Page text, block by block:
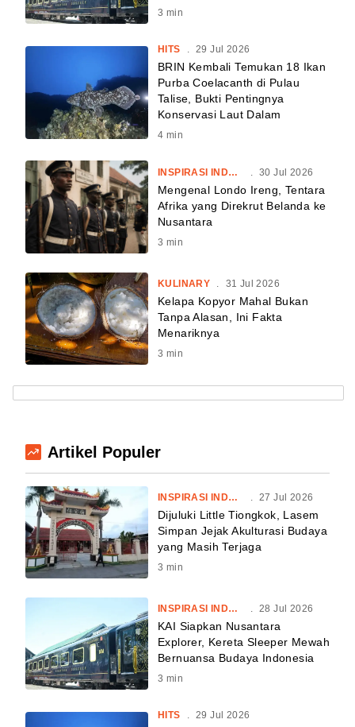
3 min
HITS . 29 Jul 2026
BRIN Kembali Temukan 18 Ikan
Purba Coelacanth di Pulau
Talise, Bukti Pentingnya
Konservasi Laut Dalam
4 min
INSPIRASI INDONESIA 30 Jul 2026
Mengenal Londo Ireng, Tentara
Afrika yang Direkrut Belanda ke
Nusantara
3 min
KULINARY 31 Jul 2026
Kelapa Kopyor Mahal Bukan
Tanpa Alasan, Ini Fakta
Menariknya
3 min
Artikel Populer
INSPIRASI INDONESIA . 27 Jul 2026
Dijuluki Little Tiongkok, Lasem
Simpan Jejak Akulturasi Budaya
yang Masih Terjaga
3 min
INSPIRASI INDONESIA . 28 Jul 2026
KAI Siapkan Nusantara
Explorer, Kereta Sleeper Mewah
Bernuansa Budaya Indonesia
3 min
HITS . 29 Jul 2026